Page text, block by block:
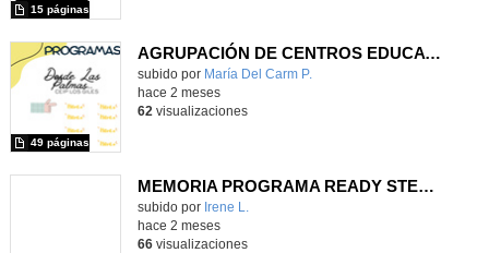
15 páginas
AGRUPACIÓN DE CENTROS EDUCATIVOS. "EN LA ONDA"
Contenido educativo.
subido por María Del Carm P.
49 páginas
hace 2 meses
62 visualizaciones
MEMORIA PROGRAMA READY STEADY & GO CEIP FRANCISCO ARRANZ
subido por Irene L.
hace 2 meses
66visualizaciones